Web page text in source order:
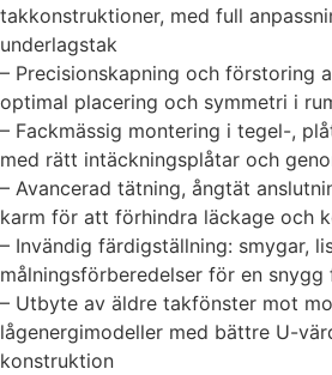
takkonstruktioner, med full
underlagstak
– Precisionskapning och förstoring
optimal placering och symmetri i
– Fackmässig montering i tegel-,
med rätt intäckningsplåtar och
– Avancerad tätning, ångtät
karm för att förhindra läckage och
– Invändig färdigställning: smygar,
målningsförberedelser för en snygg
– Utbyte av äldre takfönster mot
lågenergimodeller med bättre U-
konstruktion